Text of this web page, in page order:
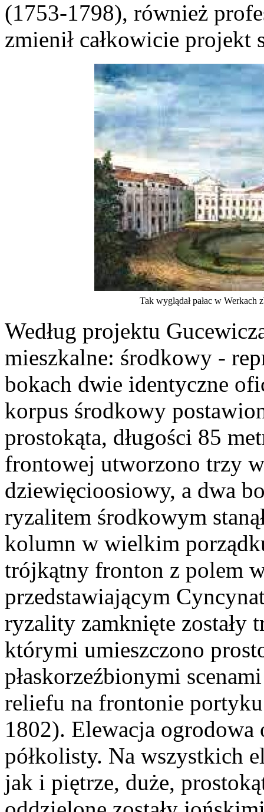
(1753-1798), również
zmienił całkowicie
Tak wyglądał pałac w
Według projektu
mieszkalne: środkowy -
bokach dwie identyczne
korpus środkowy
prostokąta, długości 85
frontowej utworzono trzy
dziewięcioosiowy, a dwa
ryzalitem środkowym
kolumn w wielkim
trójkątny fronton z polem
przedstawiającym
ryzality zamknięte zostały
którymi umieszczono
płaskorzeźbionymi
reliefu na frontonie
1802). Elewacja ogrodowa
półkolisty. Na wszystkich
jak i piętrze, duże,